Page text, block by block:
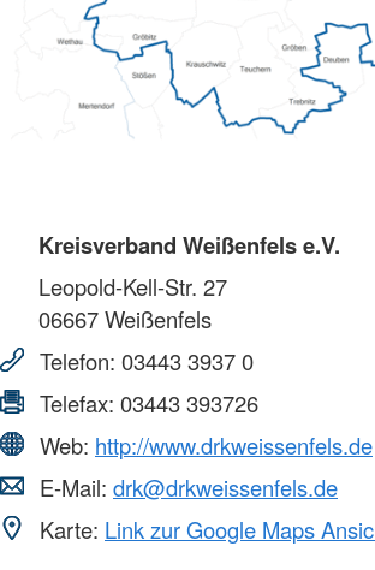
Kreisverband Weißenfels e.V.
Leopold-Kell-Str. 27
06667Weißenfels
Telefon: 03443 3937 0
Telefax: 03443 393726
Web: http://www.drkweissenfels.de
E-Mail: drk@drkweissenfels.de
Karte: Link zur Google Maps